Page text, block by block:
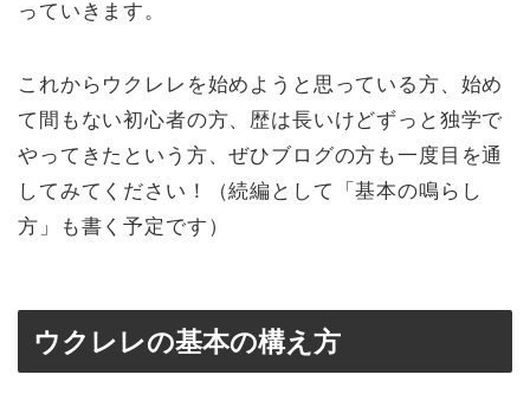
っていきます。
これからウクレレを始めようと思っている方、始め
て間もない初心者の方、歴は長いけどずっと独学で
やってきたという方、ぜひブログの方も一度目を通
してみてください！（続編として「基本の鳴らし
方」も書く予定です）
ウクレレの基本の構え方